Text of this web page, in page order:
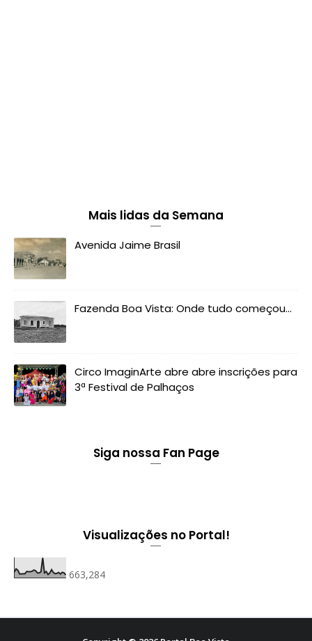
Mais lidas da Semana
Avenida Jaime Brasil
Fazenda Boa Vista: Onde tudo começou...
Circo ImaginArte abre abre inscrições para
3ª Festival de Palhaços
Siga nossa Fan Page
Visualizações no Portal!
663,284